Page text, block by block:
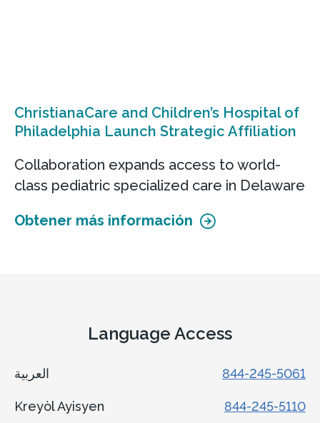
ChristianaCare and Children’s Hospital of
Philadelphia Launch Strategic Affiliation
Collaboration expands access to world-
class pediatric specialized care in Delaware
Obtener más información
Language Access
844-245-5061
Kreyòl Ayisyen 844-245-5110